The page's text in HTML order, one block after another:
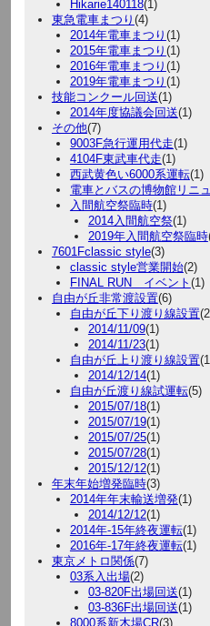
Hikarie140118(1)
東急電車まつり (4)
2014年電車まつり (1)
2015年電車まつり (1)
2016年電車まつり (1)
2019年電車まつり (1)
技能コンクール回送(1)
2014年度協議会回送(1)
その他(7)
9003F急行運用代走(1)
4104F東武車代走(1)
西武黄色い6000系運転(1)
電車とバスの博物館リニ
入間航空祭臨時(1)
2014入間航空祭(1)
2019年入間航空祭臨時
7601Fclassic style(3)
classic style営業開始(2)
FINAL RUN イベント (1)
自由が丘非常渡設置(6)
自由が丘下り渡り線設置
2014/11/09(1)
2014/11/23(1)
自由が丘上り渡り線設置
2014/12/14(1)
自由が丘渡り線試運転(5)
2015/07/18(1)
2015/07/19(1)
2015/07/25(1)
2015/07/28(1)
2015/12/12(1)
年末年始増発臨時(3)
2014年年末輸送増発(1)
2014/12/12(1)
2014年-15年終夜運転(1)
2016年-17年終夜運転(1)
東京メトロ関係(7)
03系入出場(2)
03-820F出場回送(1)
03-836F出場回送(1)
8000系新木場CR(3)